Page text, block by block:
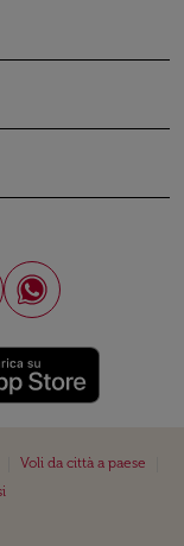
Voli da città a paese